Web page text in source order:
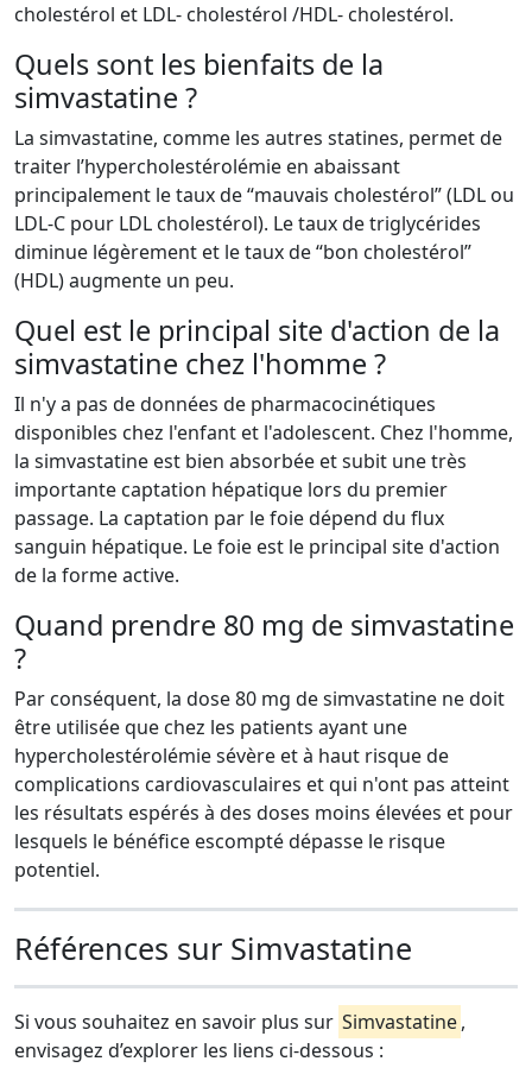
cholestérol et LDL- cholestérol /HDL- cholestérol.
Quels sont les bienfaits de la
simvastatine ?
La simvastatine, comme les autres statines, permet de
traiter l’hypercholestérolémie en abaissant
principalement le taux de “mauvais cholestérol” (LDL ou
LDL-C pour LDL cholestérol). Le taux de triglycérides
diminue légèrement et le taux de “bon cholestérol”
(HDL) augmente un peu.
Quel est le principal site d'action de la
simvastatine chez l'homme ?
Il n'y a pas de données de pharmacocinétiques
disponibles chez l'enfant et l'adolescent. Chez l'homme,
la simvastatine est bien absorbée et subit une très
importante captation hépatique lors du premier
passage. La captation par le foie dépend du flux
sanguin hépatique. Le foie est le principal site d'action
de la forme active.
Quand prendre 80 mg de simvastatine
?
Par conséquent, la dose 80 mg de simvastatine ne doit
être utilisée que chez les patients ayant une
hypercholestérolémie sévère et à haut risque de
complications cardiovasculaires et qui n'ont pas atteint
les résultats espérés à des doses moins élevées et pour
lesquels le bénéfice escompté dépasse le risque
potentiel.
Références sur Simvastatine
Si vous souhaitez en savoir plus sur Simvastatine,
envisagez d’explorer les liens ci-dessous :